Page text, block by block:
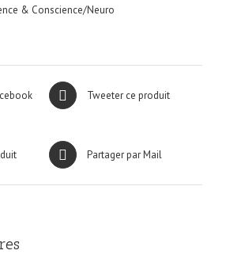
& Conscience/Neuro
Tweeter ce produit
Partager par Mail